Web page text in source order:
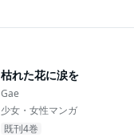
枯れた花に涙を
Gae
少女・女性マンガ
既刊4巻